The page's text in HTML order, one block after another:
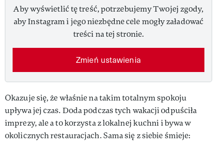
Aby wyświetlić tę treść, potrzebujemy Twojej zgody,
aby Instagram i jego niezbędne cele mogły załadować
treści na tej stronie.
Zmień ustawienia
Okazuje się, że właśnie na takim totalnym spokoju
upływa jej czas. Doda podczas tych wakacji odpuściła
imprezy, ale a to korzysta z lokalnej kuchni i bywa w
okolicznych restauracjach. Sama się z siebie śmieje: